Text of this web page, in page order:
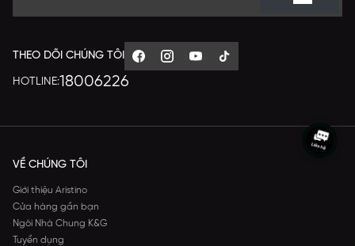
THEO DÕI CHÚNG TÔI
HOTLINE:18006226
VỀ CHÚNG TÔI
Giới thiệu Aristino
Cửa hàng gần bạn
Ngôi Nhà Chung K&G
Tuyển dụng